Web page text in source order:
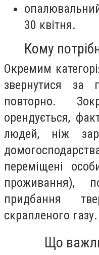
30 квітня.
Кому
Окремим
звернутися за
повторно.
орендується,
людей, ніж
переміщені
проживання),
придбання
скрапленого газу.
Що